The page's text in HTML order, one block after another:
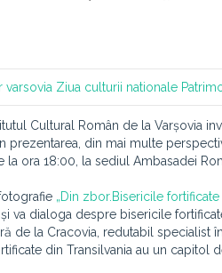
varsovia Ziua culturii nationale
Cultural Român de la Varșovia
prezentarea, din mai multe
ora 18:00, la sediul Ambasadei
„Din zbor.Bisericile fortificate
va dialoga despre bisericile
de la Cracovia, redutabil specialist
din Transilvania au un capitol